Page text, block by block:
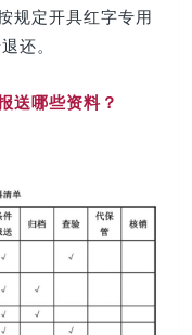
规定开具红字专用
还。
送哪些资料？